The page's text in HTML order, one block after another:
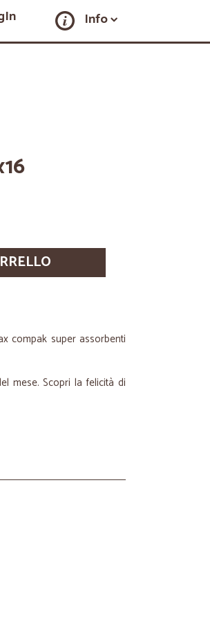
Info
compak super assorbenti
mese. Scopri la felicità di